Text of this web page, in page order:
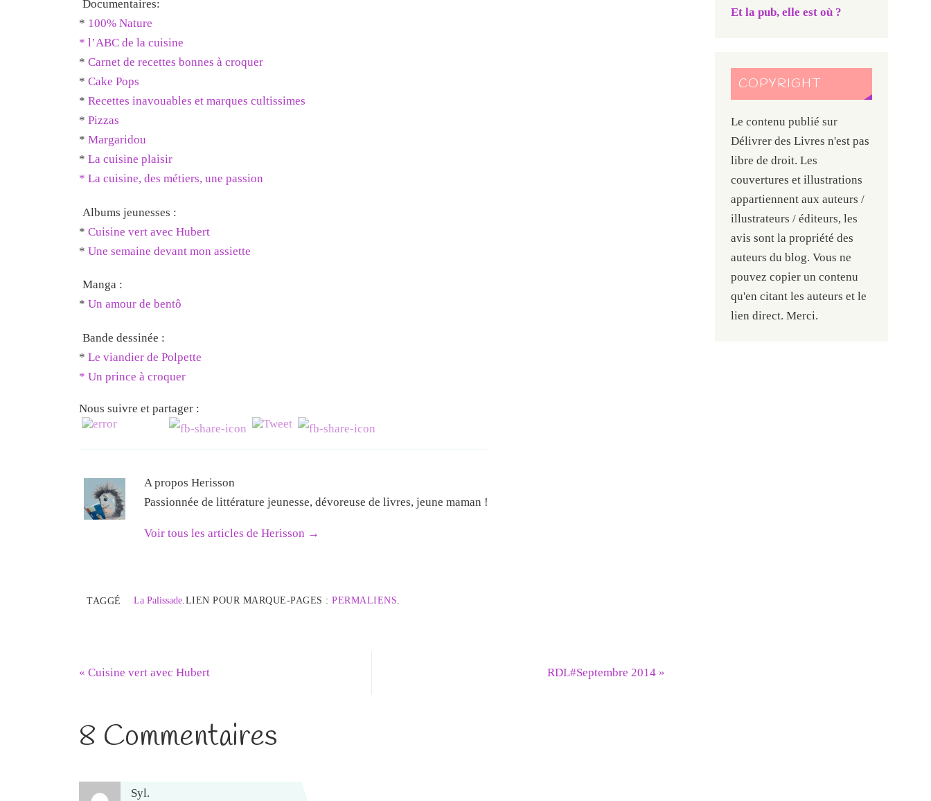
Documentaires:
* 100% Nature
* l’ABC de la cuisine
* Carnet de recettes bonnes à croquer
* Cake Pops
* Recettes inavouables et marques cultissimes
* Pizzas
* Margaridou
* La cuisine plaisir
* La cuisine, des métiers, une passion
Albums jeunesses :
* Cuisine vert avec Hubert
* Une semaine devant mon assiette
Manga :
* Un amour de bentô
Bande dessinée :
* Le viandier de Polpette
* Un prince à croquer
Nous suivre et partager :
A propos Herisson
Passionnée de littérature jeunesse, dévoreuse de livres, jeune maman !
Voir tous les articles de Herisson →
TAGGÉ La Palissade.LIEN POUR MARQUE-PAGES : PERMALIENS.
« Cuisine vert avec Hubert RDL#Septembre 2014 »
8 Commentaires
Syl.
Et la pub, elle est où ?
COPYRIGHT
Le contenu publié sur
Délivrer des Livres n'est pas
libre de droit. Les
couvertures et illustrations
appartiennent aux auteurs /
illustrateurs / éditeurs, les
avis sont la propriété des
auteurs du blog. Vous ne
pouvez copier un contenu
qu'en citant les auteurs et le
lien direct. Merci.